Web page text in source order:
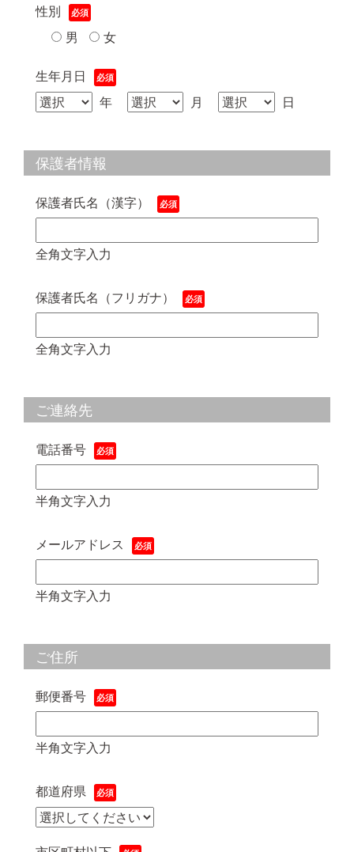
性別
男
女
生年月日
年
月 日
保護者情報
保護者氏名（漢字）
全角文字入力
保護者氏名（フリガナ）
全角文字入力
ご連絡先
電話番号
半角文字入力
メールアドレス
半角文字入力
ご住所
郵便番号
半角文字入力
都道府県